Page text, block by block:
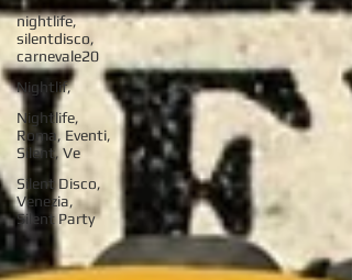
nightlife,
silentdisco,
carnevale20
Nightlif,
Nightlife,
Roma, Eventi,
Silent, Ve
Silent Disco,
Venezia,
Silent Party